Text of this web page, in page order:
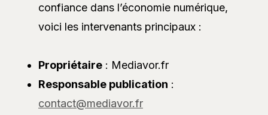
confiance dans l’économie numérique,
voici les intervenants principaux :
Propriétaire : Mediavor.fr
Responsable publication :
contact@mediavor.fr